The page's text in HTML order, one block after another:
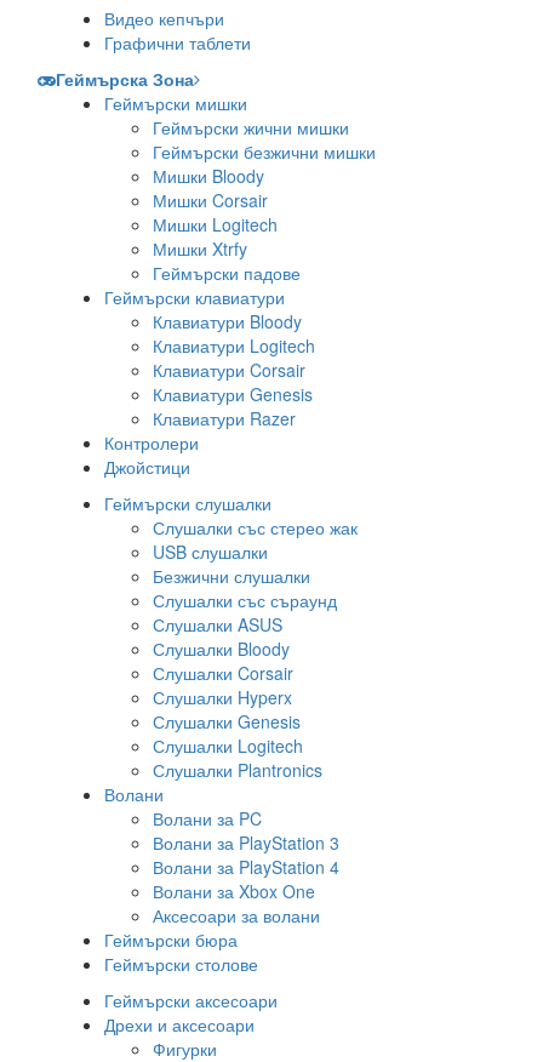
Видео кепчъри
Графични таблети
Геймърска Зона
Геймърски мишки
Геймърски жични мишки
Геймърски безжични мишки
Мишки Bloody
Мишки Corsair
Мишки Logitech
Мишки Xtrfy
Геймърски падове
Геймърски клавиатури
Клавиатури Bloody
Клавиатури Logitech
Клавиатури Corsair
Клавиатури Genesis
Клавиатури Razer
Контролери
Джойстици
Геймърски слушалки
Слушалки със стерео жак
USB слушалки
Безжични слушалки
Слушалки със съраунд
Слушалки ASUS
Слушалки Bloody
Слушалки Corsair
Слушалки Hyperx
Слушалки Genesis
Слушалки Logitech
Слушалки Plantronics
Волани
Волани за PC
Волани за PlayStation 3
Волани за PlayStation 4
Волани за Xbox One
Аксесоари за волани
Геймърски бюра
Геймърски столове
Геймърски аксесоари
Дрехи и аксесоари
Фигурки